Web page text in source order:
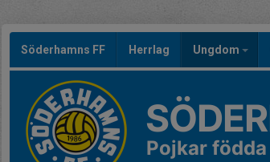
Söderhamns FF Herrlag Ungdom
Pojkar